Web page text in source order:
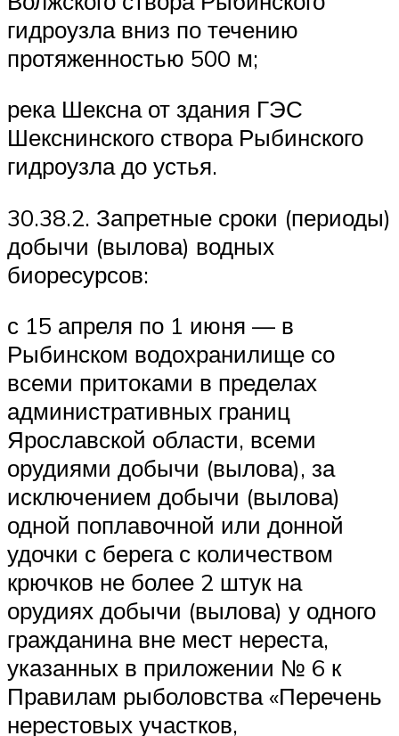
гидроузла вниз по течению
протяженностью 500 м;
река Шексна от здания ГЭС
Шекснинского створа Рыбинского
гидроузла до устья.
30.38.2. Запретные сроки (периоды)
добычи (вылова) водных
биоресурсов:
с 15 апреля по 1 июня — в
Рыбинском водохранилище со
всеми притоками в пределах
административных границ
Ярославской области, всеми
орудиями добычи (вылова), за
исключением добычи (вылова)
одной поплавочной или донной
удочки с берега с количеством
крючков не более 2 штук на
орудиях добычи (вылова) у одного
гражданина вне мест нереста,
указанных в приложении № 6 к
Правилам рыболовства «Перечень
нерестовых участков,